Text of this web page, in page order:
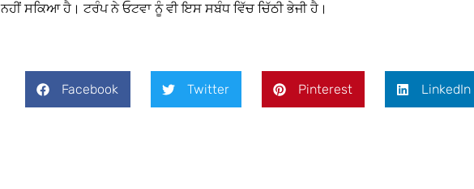
ਸਕਿਆ ਹੈ। ਟਰੰਪ ਨੇ ਓਟਵਾ ਨੂੰ ਵੀ ਇਸ ਸਬੰਧ ਵਿੱਚ ਚਿੱਠੀ ਭੇਜੀ ਹੈ।
Facebook Twitter Pinterest LinkedIn